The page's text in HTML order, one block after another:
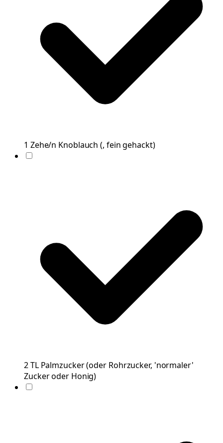
1 Zehe/n Knoblauch (, fein gehackt)
2TL Palmzucker(oder Rohrzucker, 'normaler'
Zucker oder Honig)